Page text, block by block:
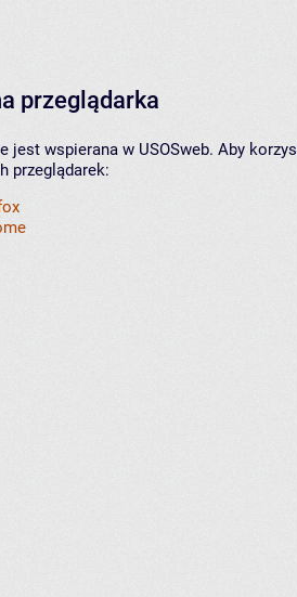
przeglądarka
jest wspierana w USOSweb. Aby
przeglądarek: